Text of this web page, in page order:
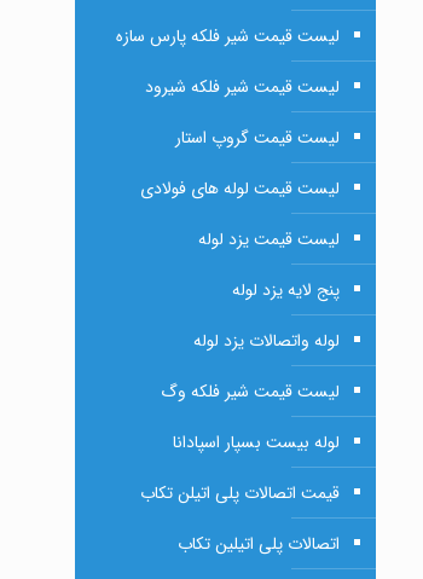
لیست قیمت شیر فلکه پارس سازه
لیست قیمت شیر فلکه شیرود
لیست قیمت گروپ استار
لیست قیمت لوله های فولادی
لیست قیمت یزد لوله
پنج لایه یزد لوله
لوله واتصالات یزد لوله
لیست قیمت شیر فلکه وگ
لوله بیست بسپار اسپادانا
قیمت اتصالات پلی اتیلن تکاب
اتصالات پلی اتیلین تکاب